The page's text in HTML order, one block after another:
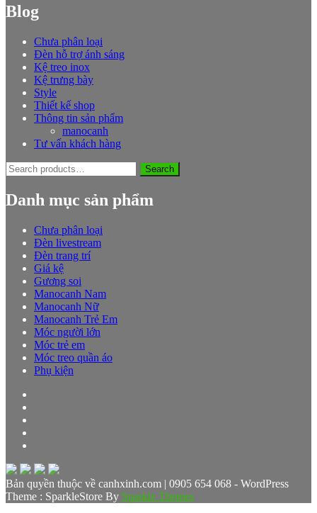
Blog
Chưa phân loại
Đèn hỗ trợ ánh sáng
Kệ treo inox
Kệ trưng bày
Style
Thiết kế shop
Thông tin sản phẩm
manocanh
Tư vấn khách hàng
Search
for:
Search
Danh mục sản phẩm
Chưa phân loại
Đèn livestream
Đèn trang trí
Giá kệ
Gương soi
Manocanh Nam
Manocanh Nữ
Manocanh Trẻ Em
Móc người lớn
Móc trẻ em
Móc treo quần áo
Phụ kiện
Bản quyền thuộc về canhxinh.com | 0905 654 068 - WordPress
Theme : SparkleStore By Sparkle Themes